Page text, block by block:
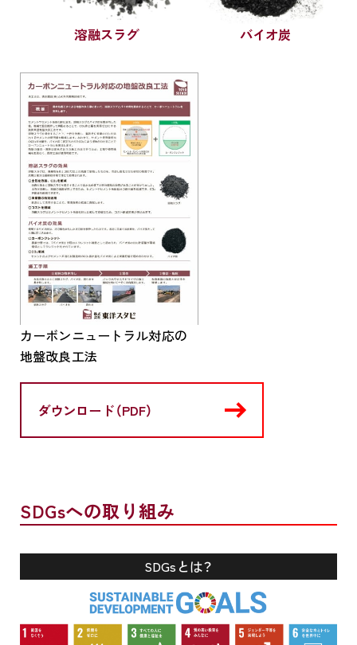
溶融スラグ バイオ炭
カーボンニュートラル対応の
地盤改良工法
ダウンロード（PDF）
SDGsへの取り組み
SDGsとは？